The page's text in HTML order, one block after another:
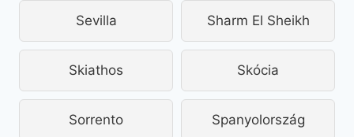
Sevilla Sharm El Sheikh
Skiathos Skócia
Sorrento Spanyolország